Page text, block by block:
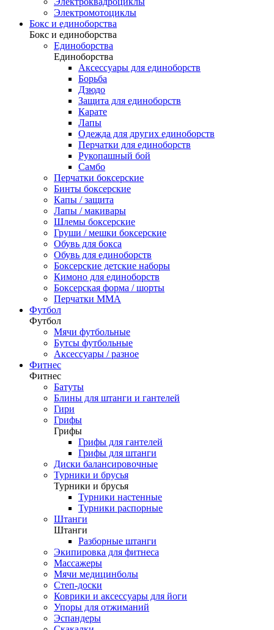
Электромотоциклы
Бокс и единоборства
Бокс и единоборства
Единоборства
Единоборства
Аксессуары для единоборств
Борьба
Дзюдо
Защита для единоборств
Карате
Лапы
Одежда для других единоборств
Перчатки для единоборств
Рукопашный бой
Самбо
Перчатки боксерские
Бинты боксерские
Капы / защита
Лапы / макивары
Шлемы боксерские
Груши / мешки боксерские
Обувь для бокса
Обувь для единоборств
Боксерские детские наборы
Кимоно для единоборств
Боксерская форма / шорты
Перчатки ММА
Футбол
Футбол
Мячи футбольные
Бутсы футбольные
Аксессуары / разное
Фитнес
Фитнес
Батуты
Блины для штанги и гантелей
Гири
Грифы
Грифы
Грифы для гантелей
Грифы для штанги
Диски балансировочные
Турники и брусья
Турники и брусья
Турники настенные
Турники распорные
Штанги
Штанги
Разборные штанги
Экипировка для фитнеса
Массажеры
Мячи медицинболы
Степ-доски
Коврики и аксессуары для йоги
Упоры для отжиманий
Эспандеры